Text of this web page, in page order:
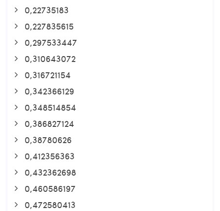
0,22735183
0,227835615
0,297533447
0,310643072
0,316721154
0,342366129
0,348514854
0,386827124
0,38780626
0,412356363
0,432362698
0,460586197
0,472580413